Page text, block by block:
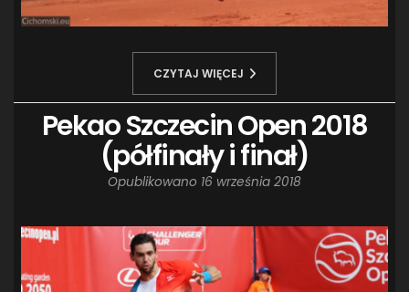
CZYTAJ WIĘCEJ
Pekao Szczecin Open 2018
(półfinały i finał)
Opublikowano 16 września 2018